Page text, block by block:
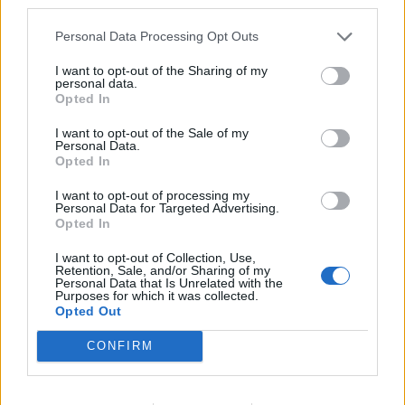
Personal Data Processing Opt Outs
I want to opt-out of the Sharing of my
personal data.
Opted In
I want to opt-out of the Sale of my
Personal Data.
Opted In
I want to opt-out of processing my
Personal Data for Targeted Advertising.
Opted In
I want to opt-out of Collection, Use,
Retention, Sale, and/or Sharing of my
Personal Data that Is Unrelated with the
Purposes for which it was collected.
Opted Out
CONFIRM
Tags:ΓΙΑΤΡΟΙ,ΡΕΠΟΡΤΑΖ ΥΓΕΙΑΣ,ΣΥΝΕΔΡΙΑ
,ΤΑΞΙΔΙΑ, ΦΑΡΜΑΚΟΒΙΟΜΗΧΑΝΟΙ